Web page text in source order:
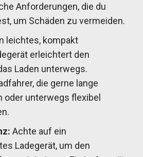
Anforderungen, die du
um Schäden zu vermeiden.
leichtes, kompakt
erleichtert den
Laden unterwegs.
die gerne lange
oder unterwegs flexibel
Achte auf ein
Ladegerät, um den